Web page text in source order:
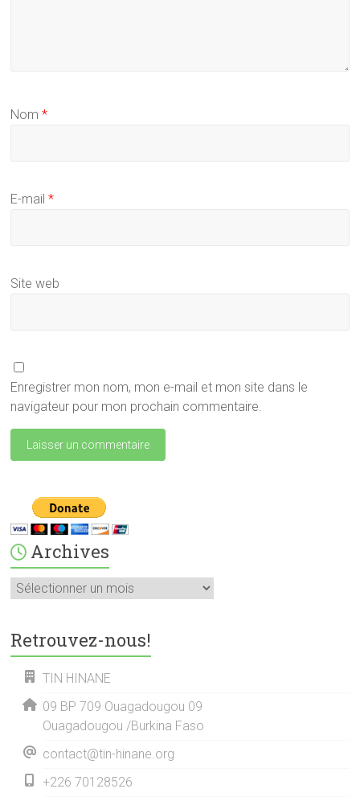
Nom*
E-mail*
Site web
Enregistrer mon nom, mon e-mail et mon site dans le
navigateur pour mon prochain commentaire.
Archives
Archives
Retrouvez-nous!
TIN HINANE
09 BP 709 Ouagadougou 09
Ouagadougou /Burkina Faso
contact@tin-hinane.org
+226 70128526